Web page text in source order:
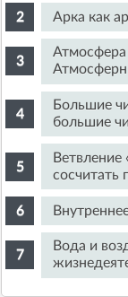
Арка как
Большие
большие
Ветвление
сосчитать
Вода и